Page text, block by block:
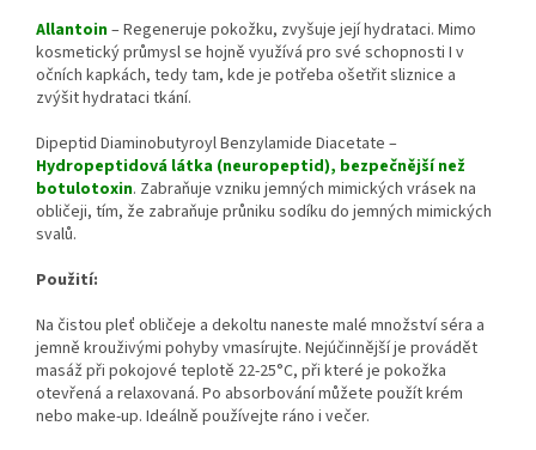
Allantoin– Regeneruje pokožku, zvyšuje její hydrataci. Mimo
kosmetický průmysl se hojně využívá pro své schopnosti I v
očních kapkách, tedy tam, kde je potřeba ošetřit sliznice a
zvýšit hydrataci tkání.
Dipeptid Diaminobutyroyl Benzylamide Diacetate –
Hydropeptidová látka (neuropeptid), bezpečnější než
botulotoxin. Zabraňuje vzniku jemných mimických vrásek na
obličeji, tím, že zabraňuje průniku sodíku do jemných mimických
svalů.
Použití:
Na čistou pleť obličeje a dekoltu naneste malé množství séra a
jemně krouživými pohyby vmasírujte. Nejúčinnější je provádět
masáž při pokojové teplotě 22-25°C, při které je pokožka
otevřená a relaxovaná. Po absorbování můžete použít krém
nebo make-up. Ideálně používejte ráno i večer.